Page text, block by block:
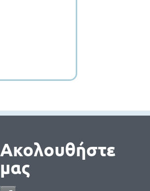
Ακολουθήστε
μας